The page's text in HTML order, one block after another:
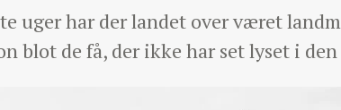
uger har der landet over været
blot de få, der ikke har set lyset i